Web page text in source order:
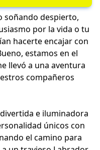
soñando despierto,
por la vida o tu
hacerte encajar con
estamos en el
llevó a una aventura
compañeros
e iluminadora
únicos con
el camino para